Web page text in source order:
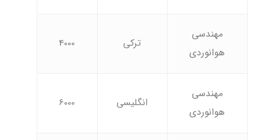
4000 ترکی
مهندسی
هوانوردی
6000 انگلیسی
مهندسی
هوانوردی